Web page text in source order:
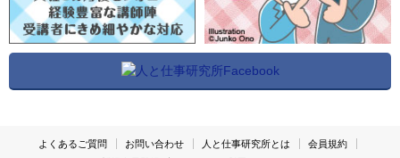
よくあるご質問 お問い合わせ 人と仕事研究所とは
会員規約